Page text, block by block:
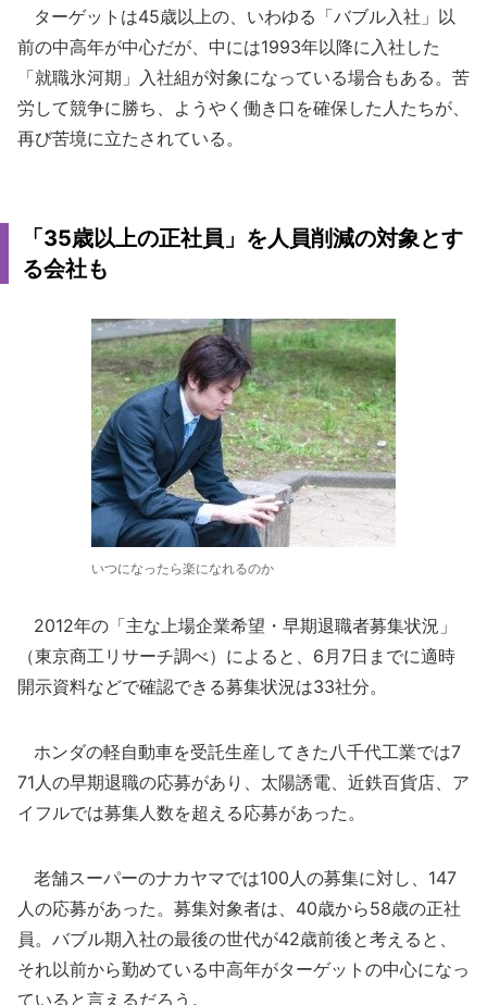
ターゲットは45歳以上の、いわゆる「バブル入社」以
前の中高年が中心だが、中には1993年以降に入社した
「就職氷河期」入社組が対象になっている場合もある。苦
労して競争に勝ち、ようやく働き口を確保した人たちが、
再び苦境に立たされている。
「35歳以上の正社員」を人員削減の対象とす
る会社も
いつになったら楽になれるのか
2012年の「主な上場企業希望・早期退職者募集状況」
（東京商工リサーチ調べ）によると、6月7日までに適時
開示資料などで確認できる募集状況は33社分。
ホンダの軽自動車を受託生産してきた八千代工業では7
71人の早期退職の応募があり、太陽誘電、近鉄百貨店、ア
イフルでは募集人数を超える応募があった。
老舗スーパーのナカヤマでは100人の募集に対し、147
人の応募があった。募集対象者は、40歳から58歳の正社
員。バブル期入社の最後の世代が42歳前後と考えると、
それ以前から勤めている中高年がターゲットの中心になっ
ていると言えるだろう。